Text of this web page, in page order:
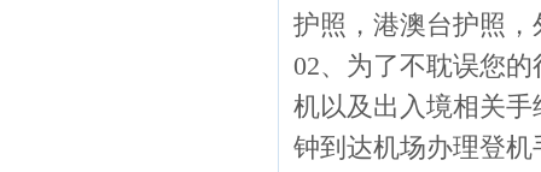
护照，港澳台护照
02、为了不耽误您
机以及出入境相关
钟到达机场办理登机